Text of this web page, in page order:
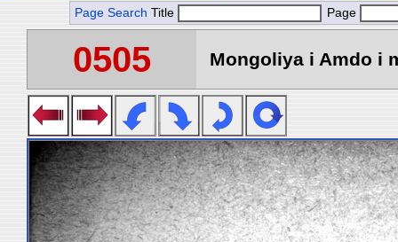
Page Search Title Page
0505 Mongoliya i Amdo i